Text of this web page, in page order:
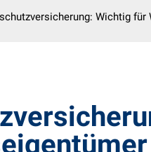
Wichtig